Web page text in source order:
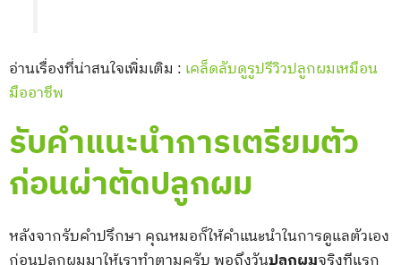
อ่านเรื่องที่น่าสนใจเพิ่มเติม : เคล็ดลับดูรูปรีวิวปลูกผมเหมือน
มืออาชีพ
รับคำแนะนำการเตรียมตัว
ก่อนผ่าตัดปลูกผม
หลังจากรับคำปรึกษา คุณหมอก็ให้คำแนะนำในการดูแลตัวเอง